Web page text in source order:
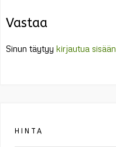
Vastaa
Sinun täytyy kirjautua sisään
HINTA